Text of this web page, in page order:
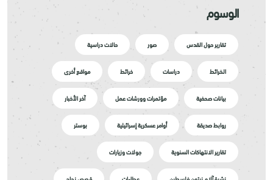
الوسوم
تقارير حول القدس صور حالات دراسية
الخرائط دراسات خرائط مواقع أخرى
بيانات صحفية مؤتمرات وورشات عمل آخر الأخبار
روابط صديقة أوامر عسكرية إسرائيلية بوستر
تقارير الانتهاكات السنوية جولات وزيارات